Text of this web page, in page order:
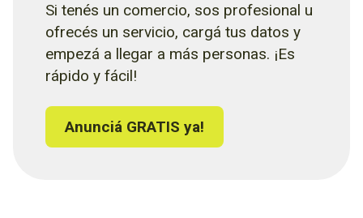
Si tenés un comercio, sos profesional u
ofrecés un servicio, cargá tus datos y
empezá a llegar a más personas. ¡Es
rápido y fácil!
Anunciá GRATIS ya!